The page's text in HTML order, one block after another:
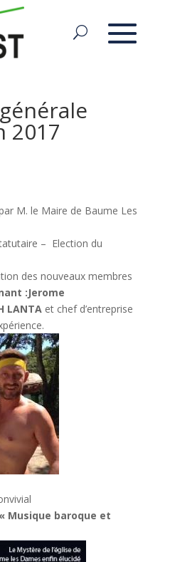
2017
M. le Maire de Baume Les
– Election du
des nouveaux membres
:Jerome
LANTA et chef d’entreprise
« Musique baroque et